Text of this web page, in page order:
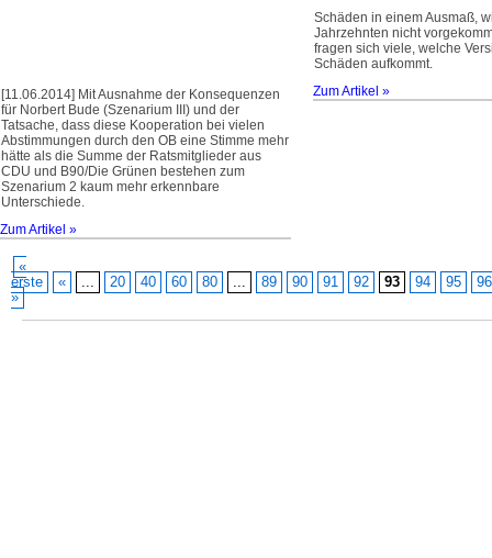
[11.06.2014] Mit Ausnahme der Konsequenzen
für Norbert Bude (Szenarium III) und der
Tatsache, dass diese Kooperation bei vielen
Abstimmungen durch den OB eine Stimme mehr
hätte als die Summe der Ratsmitglieder aus
CDU und B90/Die Grünen bestehen zum
Szenarium 2 kaum mehr erkennbare
Unterschiede.
Zum Artikel »
Schäden in einem Ausmaß,
Jahrzehnten nicht
fragen sich viele, welche
Schäden aufkommt.
Zum Artikel »
«
erste
« ... 20 40 60 80 ... 89 90 91 92 93 94 95
96
»